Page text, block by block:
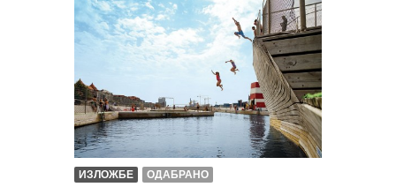
ИЗЛОЖБЕ ОДАБРАНО